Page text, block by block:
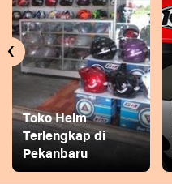
Toko Helm
Terlengkap di
Pekanbaru
‹